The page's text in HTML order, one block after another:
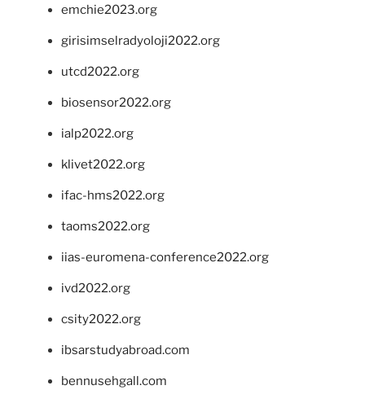
emchie2023.org
girisimselradyoloji2022.org
utcd2022.org
biosensor2022.org
ialp2022.org
klivet2022.org
ifac-hms2022.org
taoms2022.org
iias-euromena-conference2022.org
ivd2022.org
csity2022.org
ibsarstudyabroad.com
bennusehgall.com